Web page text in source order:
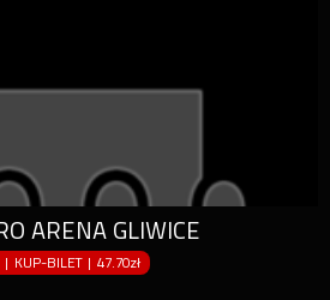
ARENA GLIWICE
| KUP-BILET |47.70zł